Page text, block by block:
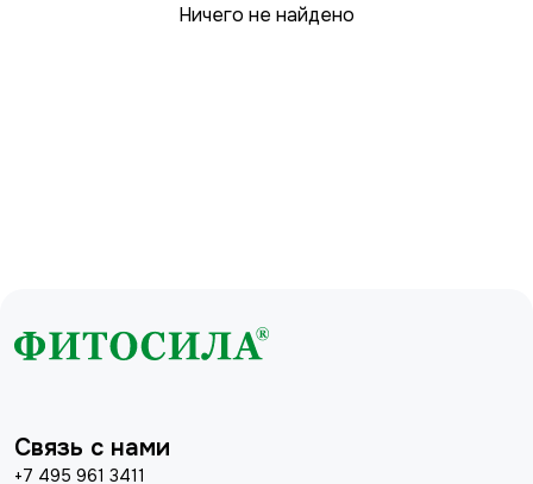
Ничего не найдено
Связь с нами
+7 495 961 3411